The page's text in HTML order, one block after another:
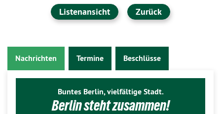
Listenansicht Zurück
Nachrichten Termine Beschlüsse
Buntes Berlin, vielfältige Stadt.
Berlin steht zusammen!